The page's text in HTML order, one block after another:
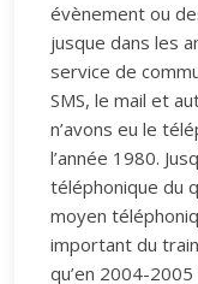
évènement ou
jusque dans les
service de
SMS, le mail et
n’avons eu le
l’année 1980.
téléphonique du
moyen
important du
qu’en 2004-2005